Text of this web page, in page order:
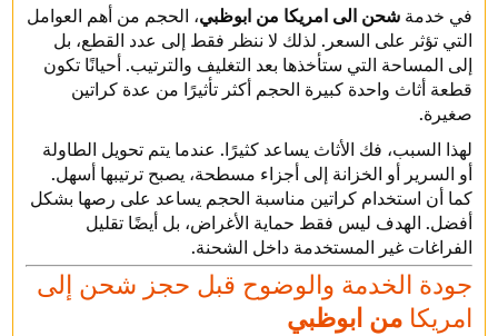
في خدمة شحن الى امريكا من ابوظبي، الحجم من أهم العوامل
التي تؤثر على السعر. لذلك لا ننظر فقط إلى عدد القطع، بل
إلى المساحة التي ستأخذها بعد التغليف والترتيب. أحيانًا تكون
قطعة أثاث واحدة كبيرة الحجم أكثر تأثيرًا من عدة كراتين
صغيرة.
لهذا السبب، فك الأثاث يساعد كثيرًا. عندما يتم تحويل الطاولة
أو السرير أو الخزانة إلى أجزاء مسطحة، يصبح ترتيبها أسهل.
كما أن استخدام كراتين مناسبة الحجم يساعد على رصها بشكل
أفضل. الهدف ليس فقط حماية الأغراض، بل أيضًا تقليل
الفراغات غير المستخدمة داخل الشحنة.
جودة الخدمة والوضوح قبل حجز شحن إلى
امريكا من ابوظبي